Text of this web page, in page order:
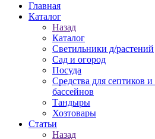
Главная
Каталог
Назад
Каталог
Светильники д/растений
Сад и огород
Посуда
Средства для септиков
бассейнов
Тандыры
Хозтовары
Статьи
Назад